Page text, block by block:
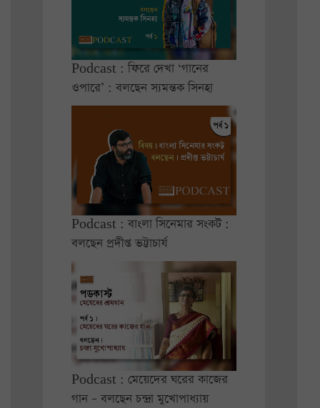
Podcast : ফিরে দেখা ‘গানের
ওপারে’ : বলছেন স্যমন্তক সিনহা
Podcast : বাংলা সিনেমার সংকট :
বলছেন প্রদীপ্ত ভট্টাচার্য
Podcast : মেয়েদের ঘরের কাজের
গান – বলছেন চন্দ্রা মুখোপাধ্যায়